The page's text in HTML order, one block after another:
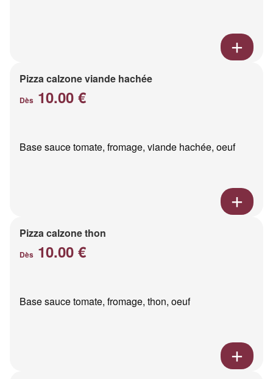
Pizza calzone viande hachée
Dès 10.00 €
Base sauce tomate, fromage, viande hachée, oeuf
Pizza calzone thon
Dès 10.00 €
Base sauce tomate, fromage, thon, oeuf